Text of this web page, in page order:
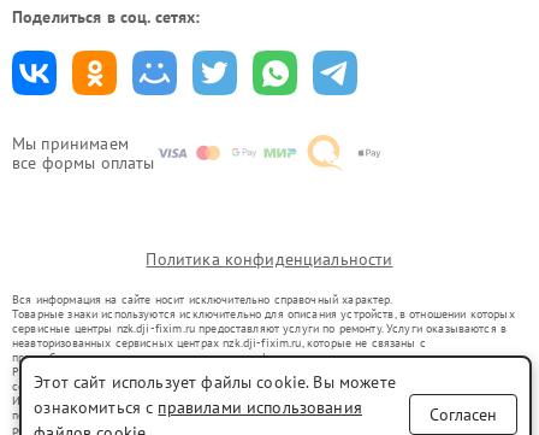
Мы принимаем
все формы оплаты
Поделиться в соц. сетях:
Политика конфиденциальности
Вся информация на сайте носит исключительно справочный характер.
Товарные знаки используются исключительно для описания устройств, в отношении которых
сервисные центры nzk.dji-fixim.ru предоставляют услуги по ремонту. Услуги оказываются в
неавторизованных сервисных центрах nzk.dji-fixim.ru, которые не связаны с
правообладателями товарных знаков или их официальными представителями.
Ремонт осуществляется для устройств, уже введенных в гражданский оборот в соответствии
со статьей 1487 ГК РФ.
Использование товарных знаков не преследует цели индивидуализации услуг или введения
потребителей в заблуждение, а служит для информирования о предоставляемых услугах по
ремонту техники указанных брендов.
Этот сайт использует файлы cookie. Вы можете
ознакомиться с правилами использования
Согласен